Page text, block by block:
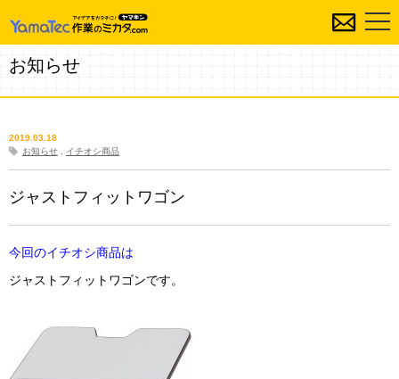
お知らせ
2019.03.18
お知らせ
イチオシ商品
ジャストフィットワゴン
今回のイチオシ商品は
ジャストフィットワゴンです。